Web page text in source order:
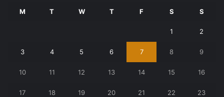
M T W T F S S
1 2
3 4 5 6 7 8 9
10 11 12 13 14 15 16
17 18 19 20 21 22 23